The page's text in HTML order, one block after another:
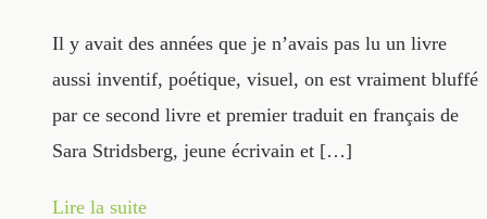
Il y avait des années que je n’avais pas lu un livre
aussi inventif, poétique, visuel, on est vraiment bluffé
par ce second livre et premier traduit en français de
Sara Stridsberg, jeune écrivain et […]
Lire la suite